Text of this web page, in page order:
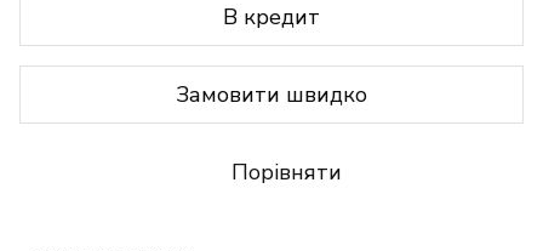
В кредит
Замовити швидко
Порівняти